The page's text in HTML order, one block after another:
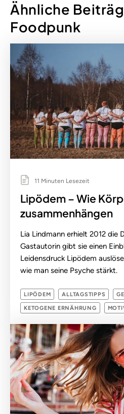
Ähnliche
Foodpunk
11 Minuten Lesezeit
Lipödem – Wie
zusammenhängen
Lia Lindmann erhielt 2012 die
Gastautorin gibt sie einen
Leidensdruck Lipödem
wie man seine Psyche stärkt.
LIPÖDEM ALLTAGSTIPPS
KETOGENE ERNÄHRUNG